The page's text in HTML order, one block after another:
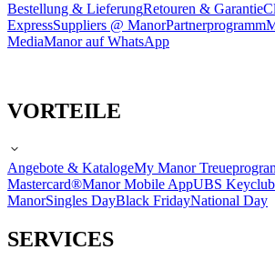
Bestellung & LieferungRetouren & Garantie
ExpressSuppliers @ ManorPartnerprogramm
MediaManor auf WhatsApp
VORTEILE
Angebote & KatalogeMy Manor
Mastercard®Manor Mobile AppUBS Keyclub
ManorSingles DayBlack FridayNational Day
SERVICES